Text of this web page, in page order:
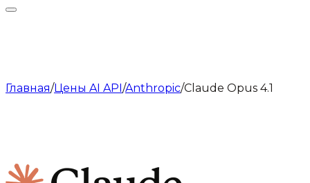
Главная/Цены AI API/Anthropic/Claude Opus 4.1